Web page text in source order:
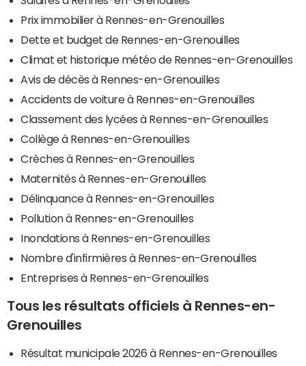
Prix immobilier à Rennes-en-Grenouilles
Dette et budget de Rennes-en-Grenouilles
Climat et historique météo de Rennes-en-Grenouilles
Avis de décès à Rennes-en-Grenouilles
Accidents de voiture à Rennes-en-Grenouilles
Classement des lycées à Rennes-en-Grenouilles
Collège à Rennes-en-Grenouilles
Crèches à Rennes-en-Grenouilles
Maternités à Rennes-en-Grenouilles
Délinquance à Rennes-en-Grenouilles
Pollution à Rennes-en-Grenouilles
Inondations à Rennes-en-Grenouilles
Nombre d'infirmières à Rennes-en-Grenouilles
Entreprises à Rennes-en-Grenouilles
Tous les résultats officiels à Rennes-en-
Grenouilles
Résultat municipale 2026 à Rennes-en-Grenouilles